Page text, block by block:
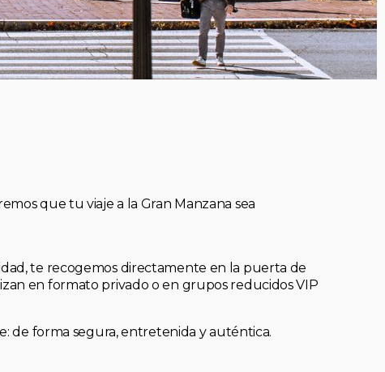
que tu viaje a la Gran Manzana sea
te recogemos directamente en la puerta de
en formato privado o en grupos reducidos VIP
de forma segura, entretenida y auténtica.